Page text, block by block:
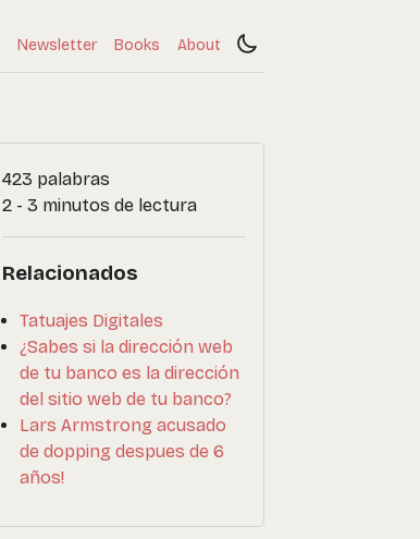
Newsletter Books About
423 palabras
2 - 3 minutos de lectura
Relacionados
Tatuajes Digitales
¿Sabes si la dirección web
de tu banco es la dirección
del sitio web de tu banco?
Lars Armstrong acusado
de dopping despues de 6
años!